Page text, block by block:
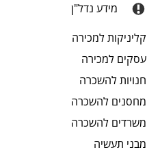
מידע נדל"ן
קליניקותלמכירה
עסקים למכירה
חנויותלהשכרה
מחסנים להשכרה
משרדים להשכרה
מבני תעשיה